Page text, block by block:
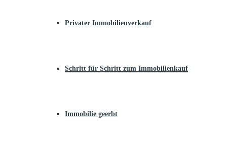
Privater Immobilienverkauf
Schritt für Schritt zum Immobilienkauf
Immobilie geerbt